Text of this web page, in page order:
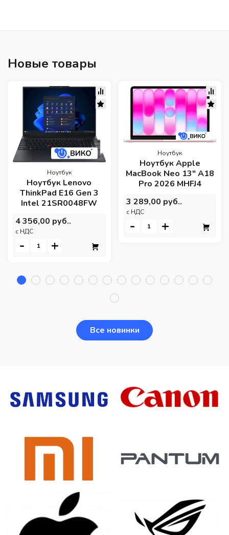
Новые товары
Ноутбук
Ноутбук Lenovo
ThinkPad E16 Gen 3
Intel 21SR0048FW
4 356,00 руб..
c НДС
- +
Ноутбук
Ноутбук Apple
MacBook Neo 13" A18
Pro 2026 MHFJ4
3 289,00 руб..
c НДС
- +
Все новинки